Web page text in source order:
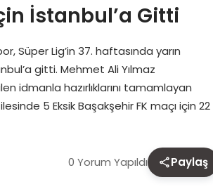
İstanbul’a Gitti
Süper Lig’in 37. haftasında yarın
gitti. Mehmet Ali Yılmaz
idmanla hazırlıklarını tamamlayan
5 Eksik Başakşehir FK maçı için 22
0 Yorum Yapıldı Paylaş